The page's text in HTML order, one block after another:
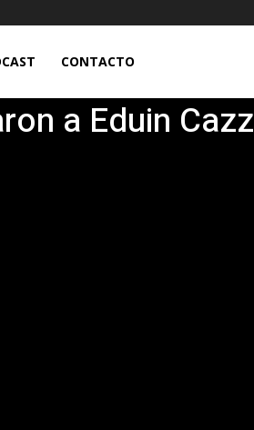
CONTACTO
a Eduin Cazz